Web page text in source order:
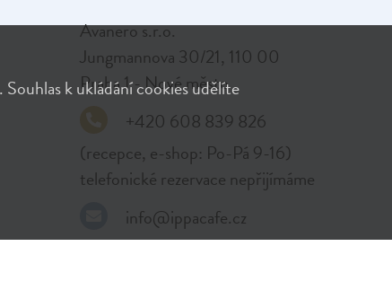
Avanero s.r.o.
Jungmannova 30/21, 110 00
Praha 1 - Nové město
+420 608 839 826
(recepce, e-shop: Po-Pá 9-16)
telefonické rezervace nepřijímáme
info@ippacafe.cz
k ukládání cookies udělíte